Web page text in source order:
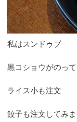
私はスンドゥブ
黒コショウがのっ
ライス小も注文
餃子も注文してみ